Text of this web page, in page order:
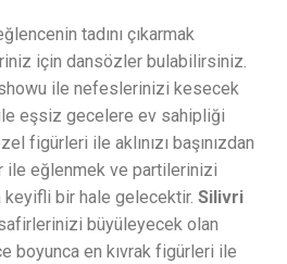
tadını çıkarmak
için dansözler bulabilirsiniz.
ile nefeslerinizi kesecek
eşsiz gecelere ev sahipliği
figürleri ile aklınızı başınızdan
ile eğlenmek ve partilerinizi
keyifli bir hale gelecektir. Silivri
büyüleyecek olan
boyunca en kıvrak figürleri ile